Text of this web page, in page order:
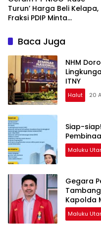
Turun’ Harga Beli Kelapa,
Fraksi PDIP Minta
Sambutan Mentan
Baca Juga
NHM
ITNY
Halut 20
Siap-
Maluku
Gegara
Kapolda
Maluku